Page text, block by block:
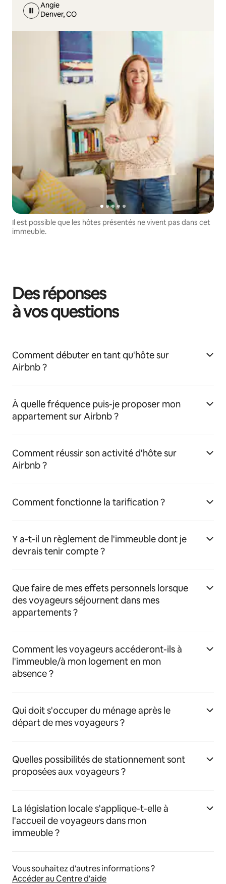
Angie
Denver, CO
Il est possible que les hôtes présentés ne vivent pas dans cet
immeuble.
Des réponses
à vos questions
Comment débuter en tant qu'hôte sur
Airbnb ?
À quelle fréquence puis-je proposer mon
appartement sur Airbnb ?
Comment réussir son activité d'hôte sur
Airbnb ?
Comment fonctionne la tarification ?
Y a-t-il un règlement de l'immeuble dont je
devrais tenir compte ?
Que faire de mes effets personnels lorsque
des voyageurs séjournent dans mes
appartements ?
Comment les voyageurs accéderont-ils à
l'immeuble/à mon logement en mon
absence ?
Qui doit s'occuper du ménage après le
départ de mes voyageurs ?
Quelles possibilités de stationnement sont
proposées aux voyageurs ?
La législation locale s'applique-t-elle à
l'accueil de voyageurs dans mon
immeuble ?
Vous souhaitez d'autres informations ?
Accéder au Centre d'aide